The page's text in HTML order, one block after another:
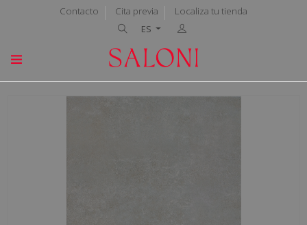
Contacto Cita previa
Localiza tu tienda
ES